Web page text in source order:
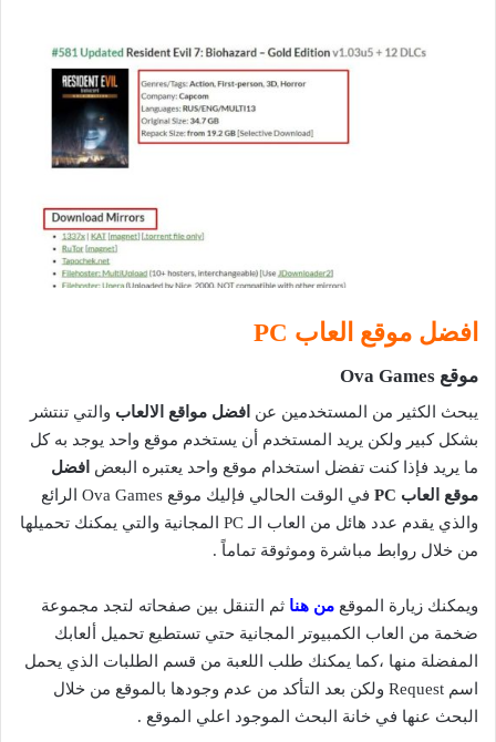
افضل موقع العاب PC
موقع Ova Games
يبحث الكثير من المستخدمين عن افضل مواقع الالعاب والتي تنتشر
بشكل كبير ولكن يريد المستخدم أن يستخدم موقع واحد يوجد به كل
ما يريد فإذا كنت تفضل استخدام موقع واحد يعتبره البعض افضل
موقع العاب PC
في الوقت الحالي فإليك موقع Ova Games الرائع
والذي يقدم عدد هائل من العاب الـ PC المجانية والتي يمكنك تحميلها
من خلال روابط مباشرة وموثوقة تماماً .
ويمكنك زيارة الموقع من هنا ثم التنقل بين صفحاته لتجد مجموعة
ضخمة من العاب الكمبيوتر المجانية حتي تستطيع تحميل ألعابك
المفضلة منها ،كما يمكنك طلب اللعبة من قسم الطلبات الذي يحمل
اسم Request ولكن بعد التأكد من عدم وجودها بالموقع من خلال
البحث عنها في خانة البحث الموجود اعلي الموقع .